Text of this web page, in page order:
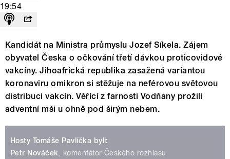
19:54
Kandidát na Ministra průmyslu Jozef Síkela.Zájem
obyvatel Česka o očkování třetí dávkou proticovidové
vakcíny. Jihoafrická republika zasažená variantou
koronaviru omikron si stěžuje na neférovou světovou
distribuci vakcín. Věřící z farnosti Vodňany prožili
adventní mši u ohně pod širým nebem.
Hosty Tomáše Pavlíčka byli:
Petr Nováček
, komentátor Českého rozhlasu